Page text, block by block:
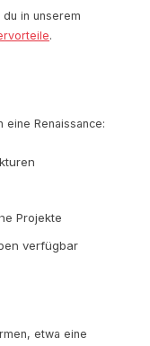
in unserem
.
Renaissance:
Projekte
verfügbar
etwa eine